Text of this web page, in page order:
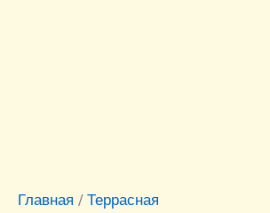
Главная / Террасная